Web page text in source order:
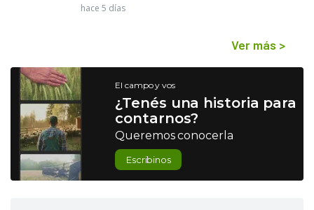
hace 5 días
Ver más >
El campo y vos
¿Tenés una historia para
contarnos?
Queremos conocerla
Escribinos